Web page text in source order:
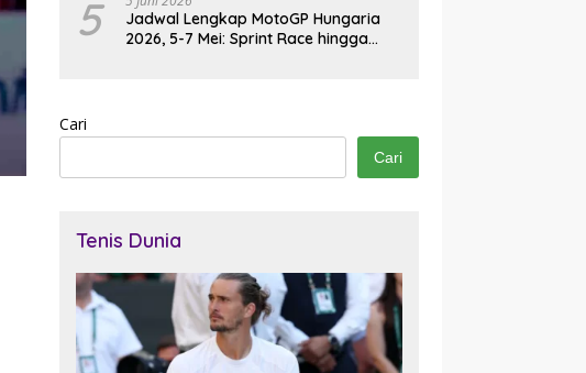
5
Jadwal Lengkap MotoGP Hungaria
2026, 5-7 Mei: Sprint Race hingga
Cari
Cari
Tenis Dunia